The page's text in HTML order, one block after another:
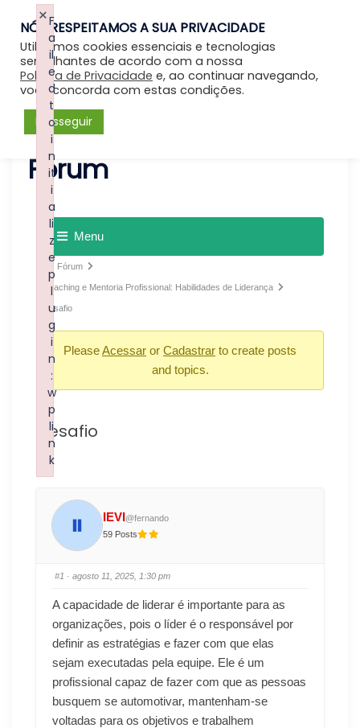
Entrar
Forum
Menu
Fórum
Coaching e Mentoria Profissional: Habilidades de Liderança
Desafio
PleaseAcessar or Cadastrar to create posts
and topics.
Desafio
IEVI@fernando
59 Posts
#1 · agosto 11, 2025, 1:30 pm
A capacidade de liderar é importante para as
organizações, pois o líder é o responsável por
definir as estratégias e fazer com que elas
sejam executadas pela equipe. Ele é um
profissional capaz de fazer com que as pessoas
busquem se automotivar, mantenham-se
voltadas para os objetivos e trabalhem
NÓS RESPEITAMOS A SUA PRIVACIDADE
Utilizamos cookies essenciais e tecnologias
semelhantes de acordo com a nossa
Política de Privacidade e, ao continuar navegando,
você concorda com estas condições.
Prosseguir
F
a
il
e
d
t
o
i
n
it
i
a
li
z
e
p
l
u
g
i
n
:
w
p
li
n
k
×
Failed to initialize plugin: wplink